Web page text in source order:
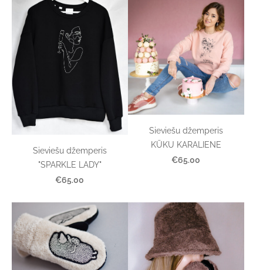
Sieviešu džemperis
"SPARKLE LADY"
€65.00
Sieviešu džemperis
KŪKU KARALIENE
€65.00